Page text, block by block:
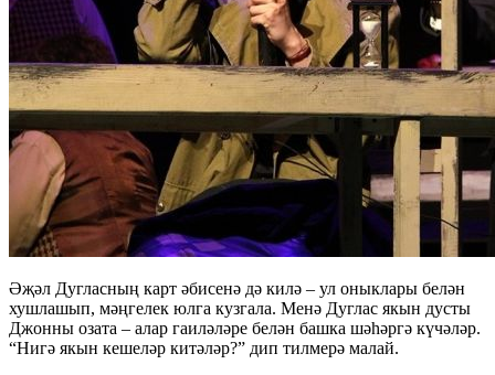
Әҗәл Дугласның карт әбисенә дә килә – ул оныклары белән
хушлашып, мәңгелек юлга кузгала. Менә Дуглас якын дусты
Джонны озата – алар гаиләләре белән башка шәһәргә күчәләр.
“Нигә якын кешеләр китәләр?” дип тилмерә малай.